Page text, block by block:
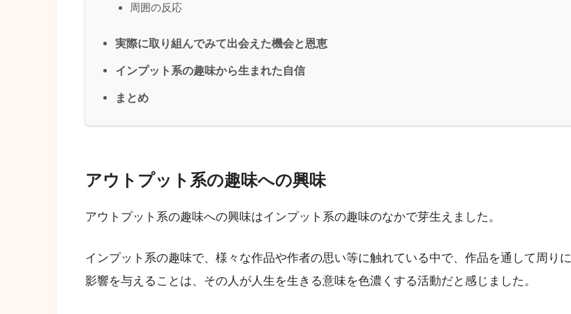
周囲の反応
実際に取り組んでみて出会えた機会と恩恵
インプット系の趣味から生まれた自信
まとめ
アウトプット系の趣味への興味
アウトプット系の趣味への興味はインプット系の趣味のなかで芽生えました。
インプット系の趣味で、様々な作品や作者の思い等に触れている中で、作品を通して周りに
影響を与えることは、その人が人生を生きる意味を色濃くする活動だと感じました。